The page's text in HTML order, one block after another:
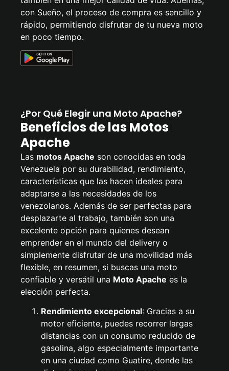
con Sueño, el proceso de compra es sencillo y
rápido, permitiendo disfrutar de tu nueva moto
en poco tiempo.
¿Por Qué Elegir una Moto Apache?
Beneficios de las Motos
Apache
Las motos Apache son conocidas en toda
Venezuela por su durabilidad, rendimiento,
características que las hacen ideales para
adaptarse a las necesidades de los
venezolanos. Además de ser perfectas para
desplazarte al trabajo, también son una
excelente opción para quienes desean
emprender en el mundo del delivery o
simplemente disfrutar de una movilidad más
flexible, en resumen, si buscas una moto
confiable y versátil una Moto Apache es la
elección perfecta.
Rendimiento excepcional: Gracias a su
motor eficiente, puedes recorrer largas
distancias con un consumo reducido de
gasolina, algo especialmente importante
en una ciudad como Guatire, donde las